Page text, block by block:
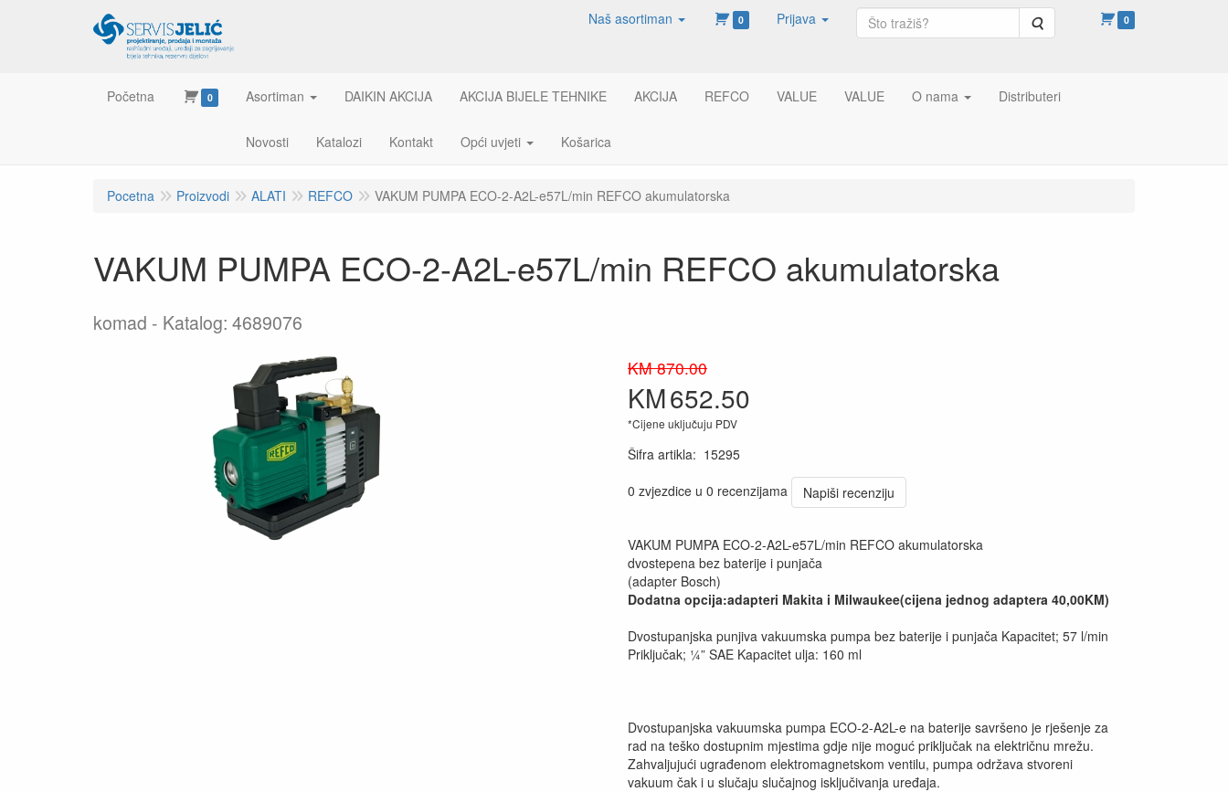
Naš asortiman 0 Prijava Pretraga 0
Početna 0 Asortiman DAIKIN AKCIJA AKCIJA BIJELE TEHNIKE AKCIJA REFCO VALUE VALUE O nama Distributeri
Novosti Katalozi Kontakt Opći uvjeti Košarica
Pocetna Proizvodi ALATI REFCO VAKUM PUMPA ECO-2-A2L-e57L/min REFCO akumulatorska
VAKUM PUMPA ECO-2-A2L-e57L/min REFCO akumulatorska
komad Katalog: 4689076
KM 870.00
KM652.50
*Cijene uključuju PDV
Šifra artikla: 15295
0 zvjezdice u 0 recenzijama
Napiši recenziju
VAKUM PUMPA ECO-2-A2L-e57L/min REFCO akumulatorska
dvostepena bez baterije i punjača
(adapter Bosch)
Dodatna opcija:adapteri Makita i Milwaukee(cijena jednog adaptera 40,00KM)
Dvostupanjska punjiva vakuumska pumpa bez baterije i punjača Kapacitet; 57 l/min
Priključak; ¼” SAE Kapacitet ulja: 160 ml
Dvostupanjska vakuumska pumpa ECO-2-A2L-e na baterije savršeno je rješenje za
rad na teško dostupnim mjestima gdje nije moguć priključak na električnu mrežu.
Zahvaljujući ugrađenom elektromagnetskom ventilu, pumpa održava stvoreni
vakuum čak i u slučaju slučajnog isključivanja uređaja.